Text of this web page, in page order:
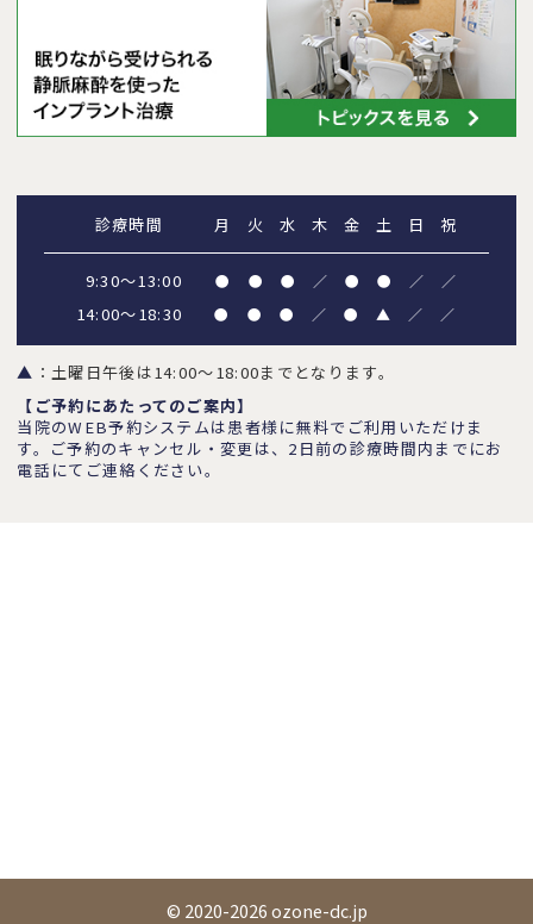
診療時間 月 火 水 木 金 土 日 祝
9:30～13:00 ● ● ● ／ ● ● ／ ／
14:00～18:30 ● ● ● ／ ● ▲ ／ ／
▲ ：土曜日午後は14:00～18:00までとなります。
【ご予約にあたってのご案内】
当院のWEB予約システムは患者様に無料でご利用いただけま
す。ご予約のキャンセル・変更は、2日前の診療時間内までにお
電話にてご連絡ください。
© 2020-2026 ozone-dc.jp